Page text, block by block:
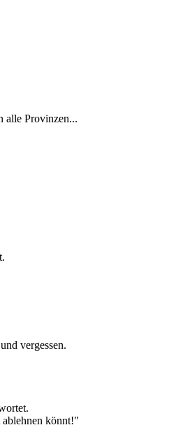
alle Provinzen...
vergessen.
könnt!"